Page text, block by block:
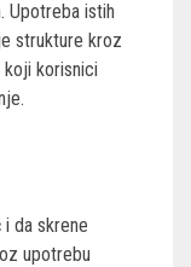
Upotreba istih
strukture kroz
korisnici
i da skrene
upotrebu